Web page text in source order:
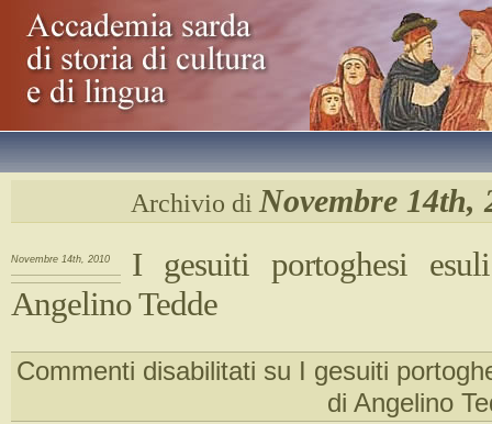
Archivio di Novembre 14th,
Novembre 14th, 2010
I gesuiti portoghesi
Angelino Tedde
Commenti disabilitati su I gesuiti
di Angelino